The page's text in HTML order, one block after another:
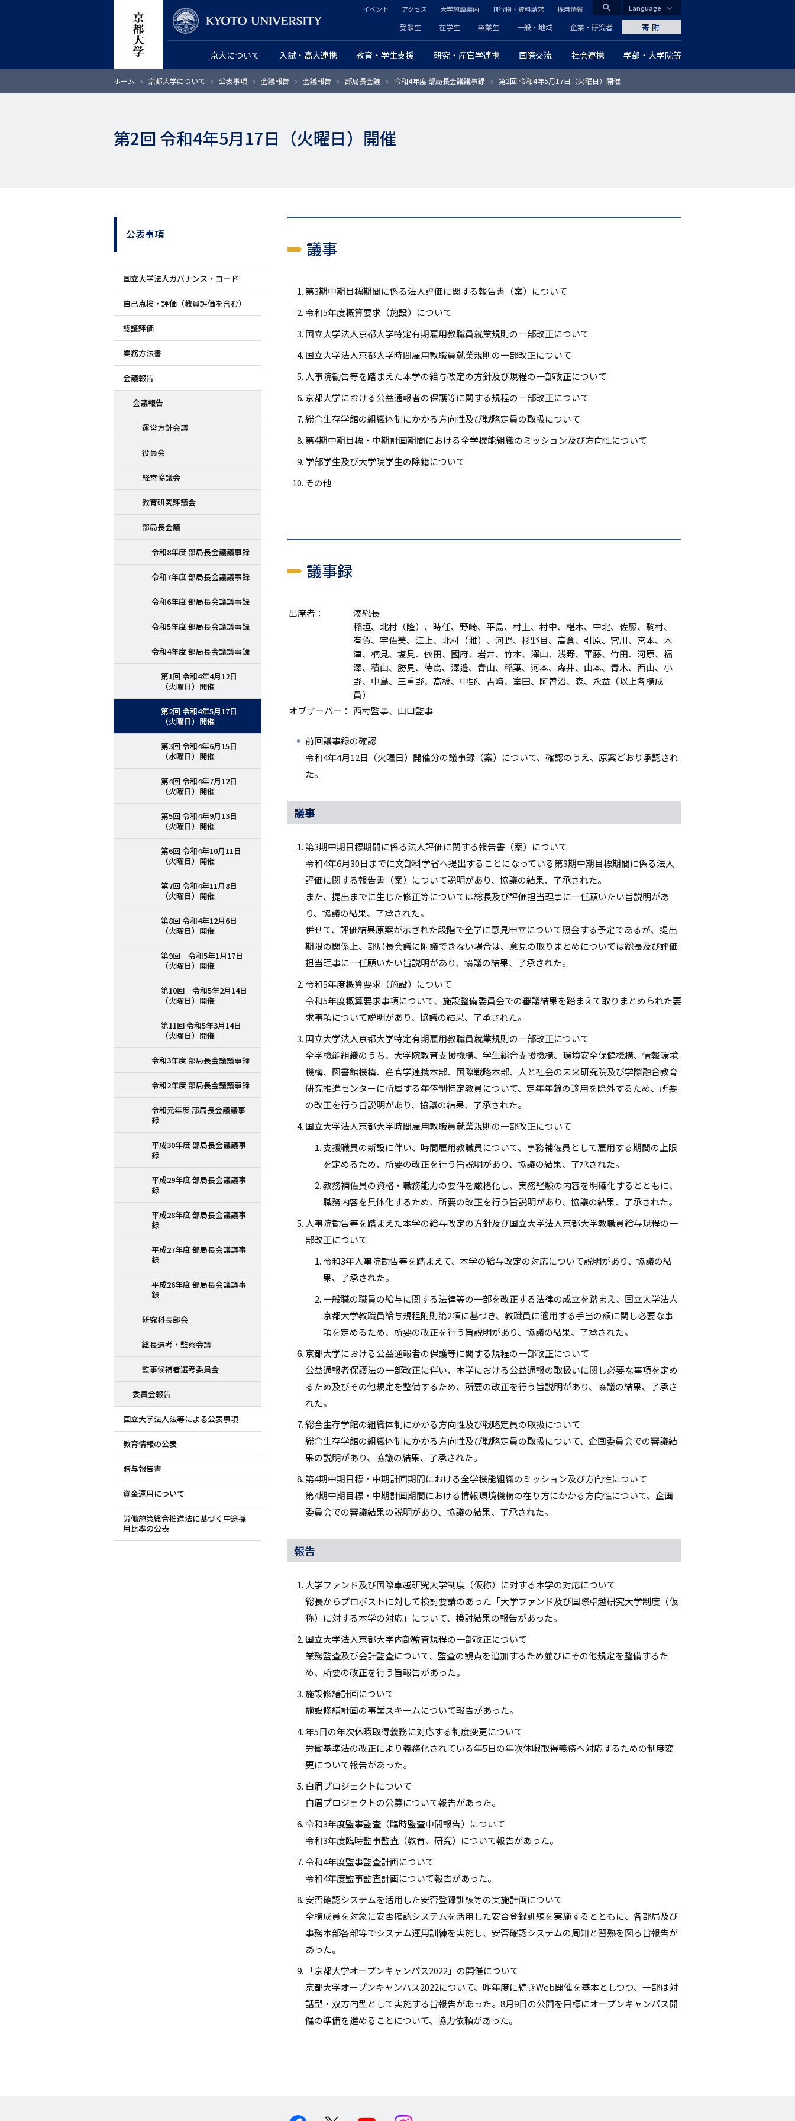
ン
CLOSE
search
グ
ロ
京大について 入試・高大連携 教育・学生支援 研究・産官学連携 国際交流 社会連携 学部・大学院等
ヘ
ッ
ダ
マ
リ
ン
ク
受験生 在学生 卒業生 一般・地域 企業・研究者
ッ
ダ
ー
カ
リ
ン
ク
イベント アクセス 大学施設案内 刊行物・資料請求 採用情報
寄附
Language
ホーム 京都大学について 公表事項 会議報告 会議報告 部局長会議 令和4年度 部局長会議議事録 第2回 令和4年5月17日（火曜日）開催
第2回 令和4年5月17日（火曜日）開催
サ
イ
ド
メ
ニ
ュ
ー
公表事項
国立大学法人ガバナンス・コード
自己点検・評価（教員評価を含む）
認証評価
業務方法書
会議報告
会議報告
運営方針会議
役員会
経営協議会
教育研究評議会
部局長会議
令和8年度 部局長会議議事録
令和7年度 部局長会議議事録
令和6年度 部局長会議議事録
令和5年度 部局長会議議事録
令和4年度 部局長会議議事録
第1回 令和4年4月12日
（火曜日）開催
第2回 令和4年5月17日
（火曜日）開催
第3回 令和4年6月15日
（水曜日）開催
第4回 令和4年7月12日
（火曜日）開催
第5回 令和4年9月13日
（火曜日）開催
第6回 令和4年10月11日
（火曜日）開催
第7回 令和4年11月8日
（火曜日）開催
第8回 令和4年12月6日
（火曜日）開催
第9回 令和5年1月17日
（火曜日）開催
第10回 令和5年2月14日
（火曜日）開催
第11回 令和5年3月14日
（火曜日）開催
令和3年度 部局長会議議事録
令和2年度 部局長会議議事録
令和元年度 部局長会議議事
録
平成30年度 部局長会議議事
録
平成29年度 部局長会議議事
録
平成28年度 部局長会議議事
録
平成27年度 部局長会議議事
録
平成26年度 部局長会議議事
録
研究科長部会
総長選考・監察会議
監事候補者選考委員会
委員会報告
国立大学法人法等による公表事項
教育情報の公表
贈与報告書
資金運用について
労働施策総合推進法に基づく中途採
用比率の公表
議事
第3期中期目標期間に係る法人評価に関する報告書（案）について
令和5年度概算要求（施設）について
国立大学法人京都大学特定有期雇用教職員就業規則の一部改正について
国立大学法人京都大学時間雇用教職員就業規則の一部改正について
人事院勧告等を踏まえた本学の給与改定の方針及び規程の一部改正について
京都大学における公益通報者の保護等に関する規程の一部改正について
総合生存学館の組織体制にかかる方向性及び戦略定員の取扱について
第4期中期目標・中期計画期間における全学機能組織のミッション及び方向性について
学部学生及び大学院学生の除籍について
その他
議事録
出席者：
湊総長
稲垣、北村（隆）、時任、野崎、平島、村上、村中、椹木、中北、佐藤、駒村、
有賀、宇佐美、江上、北村（雅）、河野、杉野目、高倉、引原、宮川、宮本、木
津、楠見、塩見、依田、國府、岩井、竹本、澤山、浅野、平藤、竹田、河原、福
澤、積山、勝見、待鳥、澤邉、青山、稲葉、河本、森井、山本、青木、西山、小
野、中島、三重野、髙橋、中野、吉﨑、室田、阿曽沼、森、永益（以上各構成
員）
オブザーバー： 西村監事、山口監事
前回議事録の確認
令和4年4月12日（火曜日）開催分の議事録（案）について、確認のうえ、原案どおり承認され
た。
議事
第3期中期目標期間に係る法人評価に関する報告書（案）について
令和4年6月30日までに文部科学省へ提出することになっている第3期中期目標期間に係る法人
評価に関する報告書（案）について説明があり、協議の結果、了承された。
また、提出までに生じた修正等については総長及び評価担当理事に一任願いたい旨説明があ
り、協議の結果、了承された。
併せて、評価結果原案が示された段階で全学に意見申立について照会する予定であるが、提出
期限の関係上、部局長会議に附議できない場合は、意見の取りまとめについては総長及び評価
担当理事に一任願いたい旨説明があり、協議の結果、了承された。
令和5年度概算要求（施設）について
令和5年度概算要求事項について、施設整備委員会での審議結果を踏まえて取りまとめられた要
求事項について説明があり、協議の結果、了承された。
国立大学法人京都大学特定有期雇用教職員就業規則の一部改正について
全学機能組織のうち、大学院教育支援機構、学生総合支援機構、環境安全保健機構、情報環境
機構、図書館機構、産官学連携本部、国際戦略本部、人と社会の未来研究院及び学際融合教育
研究推進センターに所属する年俸制特定教員について、定年年齢の適用を除外するため、所要
の改正を行う旨説明があり、協議の結果、了承された。
国立大学法人京都大学時間雇用教職員就業規則の一部改正について
支援職員の新設に伴い、時間雇用教職員について、事務補佐員として雇用する期間の上限
を定めるため、所要の改正を行う旨説明があり、協議の結果、了承された。
教務補佐員の資格・職務能力の要件を厳格化し、実務経験の内容を明確化するとともに、
職務内容を具体化するため、所要の改正を行う旨説明があり、協議の結果、了承された。
人事院勧告等を踏まえた本学の給与改定の方針及び国立大学法人京都大学教職員給与規程の一
部改正について
令和3年人事院勧告等を踏まえて、本学の給与改定の対応について説明があり、協議の結
果、了承された。
一般職の職員の給与に関する法律等の一部を改正する法律の成立を踏まえ、国立大学法人
京都大学教職員給与規程附則第2項に基づき、教職員に適用する手当の額に関し必要な事
項を定めるため、所要の改正を行う旨説明があり、協議の結果、了承された。
京都大学における公益通報者の保護等に関する規程の一部改正について
公益通報者保護法の一部改正に伴い、本学における公益通報の取扱いに関し必要な事項を定め
るため及びその他規定を整備するため、所要の改正を行う旨説明があり、協議の結果、了承さ
れた。
総合生存学館の組織体制にかかる方向性及び戦略定員の取扱について
総合生存学館の組織体制にかかる方向性及び戦略定員の取扱について、企画委員会での審議結
果の説明があり、協議の結果、了承された。
第4期中期目標・中期計画期間における全学機能組織のミッション及び方向性について
第4期中期目標・中期計画期間における情報環境機構の在り方にかかる方向性について、企画
委員会での審議結果の説明があり、協議の結果、了承された。
報告
大学ファンド及び国際卓越研究大学制度（仮称）に対する本学の対応について
総長からプロボストに対して検討要請のあった「大学ファンド及び国際卓越研究大学制度（仮
称）に対する本学の対応」について、検討結果の報告があった。
国立大学法人京都大学内部監査規程の一部改正について
業務監査及び会計監査について、監査の観点を追加するため並びにその他規定を整備するた
め、所要の改正を行う旨報告があった。
施設修繕計画について
施設修繕計画の事業スキームについて報告があった。
年5日の年次休暇取得義務に対応する制度変更について
労働基準法の改正により義務化されている年5日の年次休暇取得義務へ対応するための制度変
更について報告があった。
白眉プロジェクトについて
白眉プロジェクトの公募について報告があった。
令和3年度監事監査（臨時監査中間報告）について
令和3年度臨時監事監査（教育、研究）について報告があった。
令和4年度監事監査計画について
令和4年度監事監査計画について報告があった。
安否確認システムを活用した安否登録訓練等の実施計画について
全構成員を対象に安否確認システムを活用した安否登録訓練を実施するとともに、各部局及び
事務本部各部等でシステム運用訓練を実施し、安否確認システムの周知と習熟を図る旨報告が
あった。
「京都大学オープンキャンパス2022」の開催について
京都大学オープンキャンパス2022について、昨年度に続きWeb開催を基本としつつ、一部は対
話型・双方向型として実施する旨報告があった。8月9日の公開を目標にオープンキャンパス開
催の準備を進めることについて、協力依頼があった。